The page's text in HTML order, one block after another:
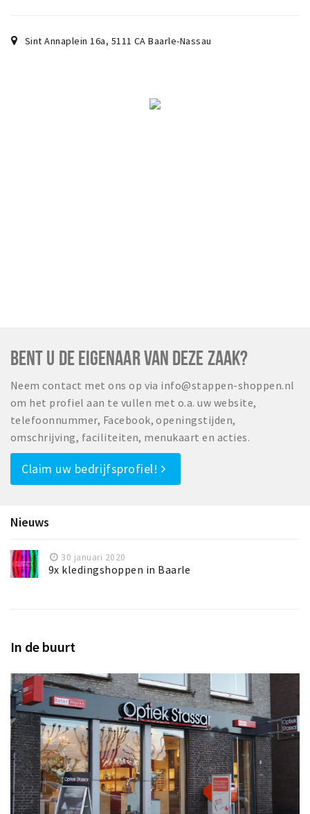
Sint Annaplein 16a, 5111 CA Baarle-Nassau
BENT U DE EIGENAAR VAN DEZE ZAAK?
Neem contact met ons op via info@stappen-shoppen.nl
om het profiel aan te vullen met o.a. uw website,
telefoonnummer, Facebook, openingstijden,
omschrijving, faciliteiten, menukaart en acties.
Claim uw bedrijfsprofiel!
Nieuws
30 januari 2020
9x kledingshoppen in Baarle
In de buurt